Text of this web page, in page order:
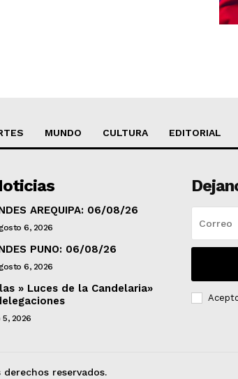
MUNDO CULTURA EDITORIAL
AREQUIPA: 06/08/26
6, 2026
PUNO: 06/08/26
6, 2026
» Luces de la Candelaria»
2026
reservados.